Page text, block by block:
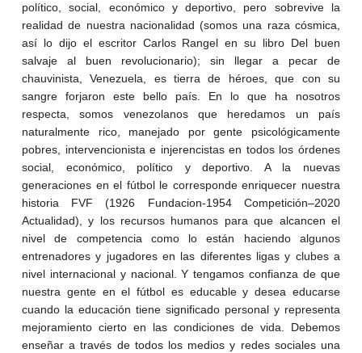
político, social, económico y deportivo, pero sobrevive la
realidad de nuestra nacionalidad (somos una raza cósmica,
así lo dijo el escritor Carlos Rangel en su libro Del buen
salvaje al buen revolucionario); sin llegar a pecar de
chauvinista, Venezuela, es tierra de héroes, que con su
sangre forjaron este bello país. En lo que ha nosotros
respecta, somos venezolanos que heredamos un país
naturalmente rico, manejado por gente psicológicamente
pobres, intervencionista e injerencistas en todos los órdenes
social, económico, político y deportivo. A la nuevas
generaciones en el fútbol le corresponde enriquecer nuestra
historia FVF (1926 Fundacion-1954 Competición–2020
Actualidad), y los recursos humanos para que alcancen el
nivel de competencia como lo están haciendo algunos
entrenadores y jugadores en las diferentes ligas y clubes a
nivel internacional y nacional. Y tengamos confianza de que
nuestra gente en el fútbol es educable y desea educarse
cuando la educación tiene significado personal y representa
mejoramiento cierto en las condiciones de vida. Debemos
enseñar a través de todos los medios y redes sociales una